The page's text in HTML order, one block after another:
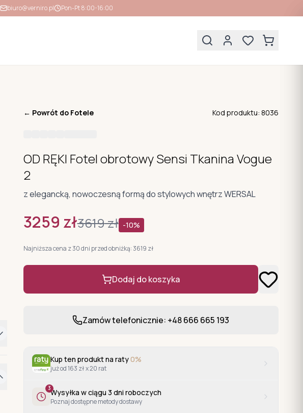
biuro@verniro.pl Pon-Pt 8:00-16:00
← Powrót do Fotele Kod produktu: 8036
OD RĘKI Fotel obrotowy Sensi Tkanina Vogue
2
z elegancką, nowoczesną formą do stylowych wnętrz WERSAL
3259 zł3619zł -10%
Najniższa cena z 30 dni przed obniżką:3619 zł
Dodaj do koszyka
Zamów telefonicznie: +48 666 665 193
Kup ten produkt na raty0%
już od 163 zł x 20 rat
3Wysyłka w ciągu 3 dni roboczych
Poznaj dostępne metody dostawy